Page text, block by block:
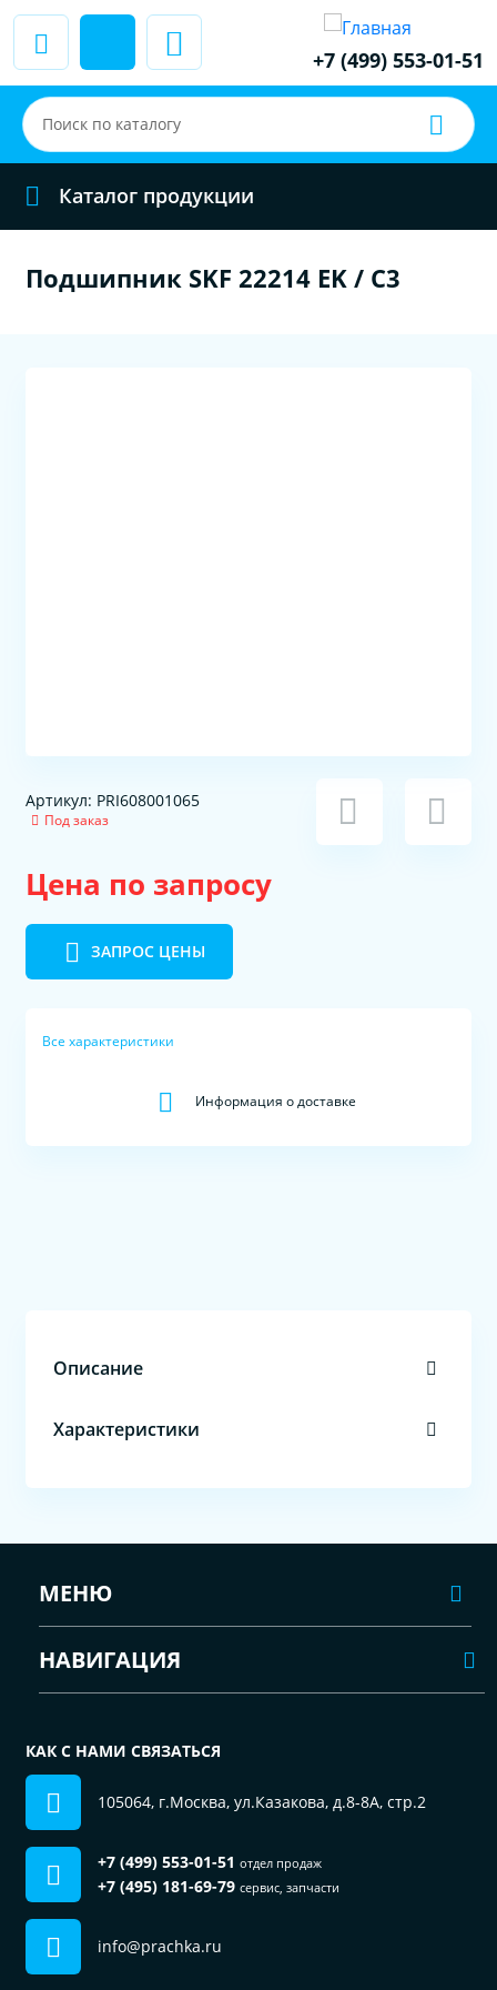
+7 (499) 553-01-51
Каталог продукции
Подшипник SKF 22214 EK / C3
Артикул: PRI608001065
Под заказ
Цена по запросу
ЗАПРОС ЦЕНЫ
Все характеристики
Информация о доставке
Описание
Характеристики
МЕНЮ
НАВИГАЦИЯ
КАК С НАМИ СВЯЗАТЬСЯ
105064, г.Москва, ул.Казакова, д.8-8А, стр.2
+7 (499) 553-01-51 отдел продаж
+7 (495) 181-69-79 сервис, запчасти
info@prachka.ru